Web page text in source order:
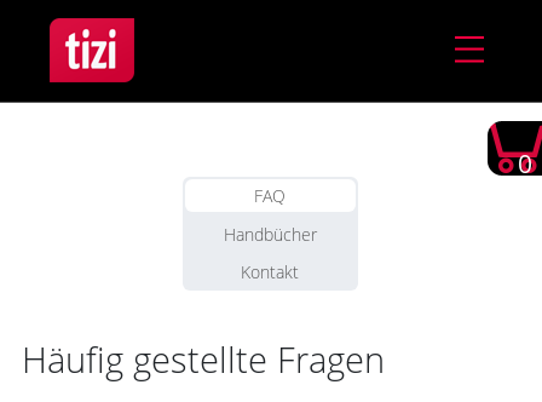
0
FAQ
Handbücher
Kontakt
Häufig gestellte Fragen